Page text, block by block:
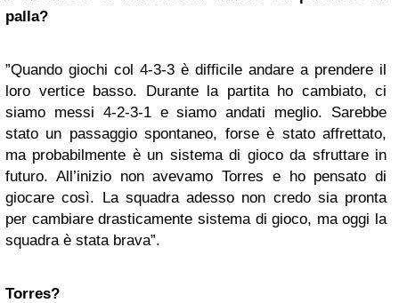
palla?
”Quando giochi col 4-3-3 è difficile andare a prendere il
loro vertice basso. Durante la partita ho cambiato, ci
siamo messi 4-2-3-1 e siamo andati meglio. Sarebbe
stato un passaggio spontaneo, forse è stato affrettato,
ma probabilmente è un sistema di gioco da sfruttare in
futuro. All’inizio non avevamo Torres e ho pensato di
giocare così. La squadra adesso non credo sia pronta
per cambiare drasticamente sistema di gioco, ma oggi la
squadra è stata brava”.
Torres?